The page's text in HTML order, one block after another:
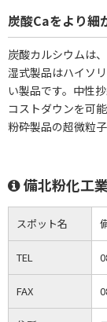
炭酸Caをより細
炭酸カルシウムは
湿式製品はハイソ
い製品です。中性
コストダウンを可
粉砕製品の超微粒
備北粉化工
スポット名
TEL
FAX